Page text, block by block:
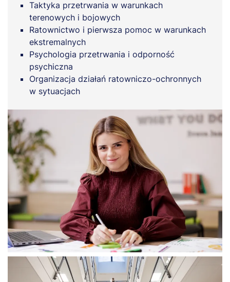
Taktyka przetrwania w warunkach
terenowych i bojowych
Ratownictwo i pierwsza pomoc w warunkach
ekstremalnych
Psychologia przetrwania i odporność
psychiczna
Organizacja działań ratowniczo-ochronnych
w sytuacjach